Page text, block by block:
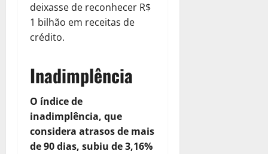
deixasse de reconhecer R$
1 bilhão em receitas de
crédito.
Inadimplência
O índice de
inadimplência, que
considera atrasos de mais
de 90 dias, subiu de 3,16%